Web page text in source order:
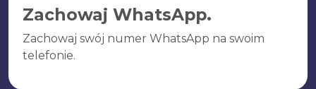
Zachowaj WhatsApp.
Zachowaj swój numer WhatsApp na swoim
telefonie.